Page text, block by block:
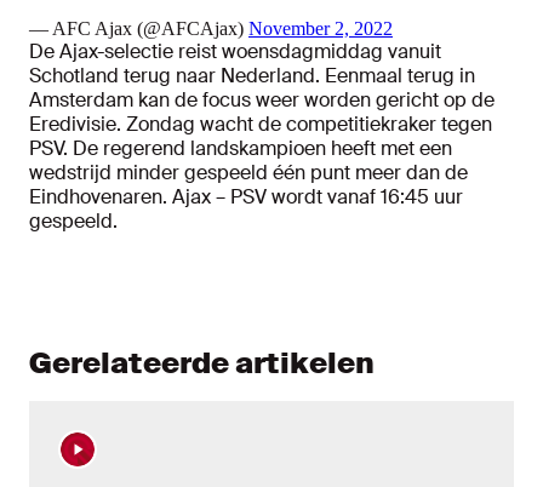
— AFC Ajax (@AFCAjax) November 2, 2022
De Ajax-selectie reist woensdagmiddag vanuit
Schotland terug naar Nederland. Eenmaal terug in
Amsterdam kan de focus weer worden gericht op de
Eredivisie. Zondag wacht de competitiekraker tegen
PSV. De regerend landskampioen heeft met een
wedstrijd minder gespeeld één punt meer dan de
Eindhovenaren. Ajax – PSV wordt vanaf 16:45 uur
gespeeld.
Gerelateerde artikelen